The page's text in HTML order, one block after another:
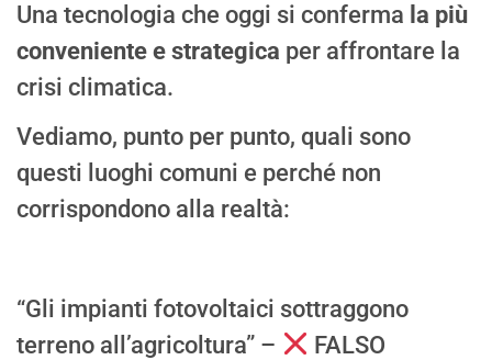
Una tecnologia che oggi si conferma la più
conveniente e strategica per affrontare la
crisi climatica.
Vediamo, punto per punto, quali sono
questi luoghi comuni e perché non
corrispondono alla realtà:
“Gli impianti fotovoltaici sottraggono
terreno all’agricoltura” –
FALSO